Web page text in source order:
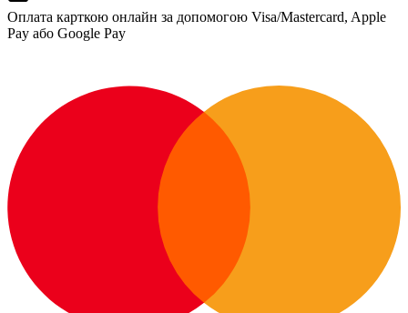
Оплата карткою онлайн за допомогою Visa/Mastercard, Apple
Pay або Google Pay